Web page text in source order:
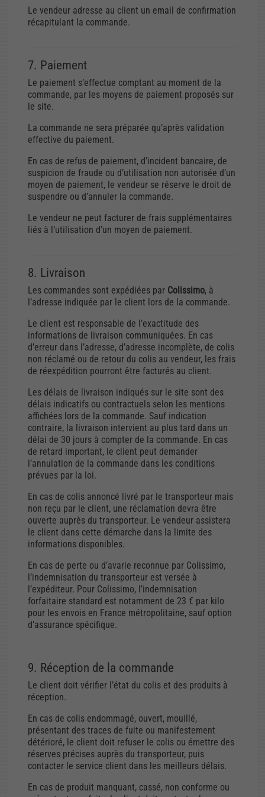
Le vendeur adresse au client un email de confirmation
récapitulant la commande.
7. Paiement
Le paiement s’effectue comptant au moment de la
commande, par les moyens de paiement proposés sur
le site.
La commande ne sera préparée qu’après validation
effective du paiement.
En cas de refus de paiement, d’incident bancaire, de
suspicion de fraude ou d’utilisation non autorisée d’un
moyen de paiement, le vendeur se réserve le droit de
suspendre ou d’annuler la commande.
Le vendeur ne peut facturer de frais supplémentaires
liés à l’utilisation d’un moyen de paiement.
8. Livraison
Les commandes sont expédiées par Colissimo, à
l’adresse indiquée par le client lors de la commande.
Le client est responsable de l’exactitude des
informations de livraison communiquées. En cas
d’erreur dans l’adresse, d’adresse incomplète, de colis
non réclamé ou de retour du colis au vendeur, les frais
de réexpédition pourront être facturés au client.
Les délais de livraison indiqués sur le site sont des
délais indicatifs ou contractuels selon les mentions
affichées lors de la commande. Sauf indication
contraire, la livraison intervient au plus tard dans un
délai de 30 jours à compter de la commande. En cas
de retard important, le client peut demander
l’annulation de la commande dans les conditions
prévues par la loi.
En cas de colis annoncé livré par le transporteur mais
non reçu par le client, une réclamation devra être
ouverte auprès du transporteur. Le vendeur assistera
le client dans cette démarche dans la limite des
informations disponibles.
En cas de perte ou d’avarie reconnue par Colissimo,
l’indemnisation du transporteur est versée à
l’expéditeur. Pour Colissimo, l’indemnisation
forfaitaire standard est notamment de 23 € par kilo
pour les envois en France métropolitaine, sauf option
d’assurance spécifique.
9. Réception de la commande
Le client doit vérifier l’état du colis et des produits à
réception.
En cas de colis endommagé, ouvert, mouillé,
présentant des traces de fuite ou manifestement
détérioré, le client doit refuser le colis ou émettre des
réserves précises auprès du transporteur, puis
contacter le service client dans les meilleurs délais.
En cas de produit manquant, cassé, non conforme ou